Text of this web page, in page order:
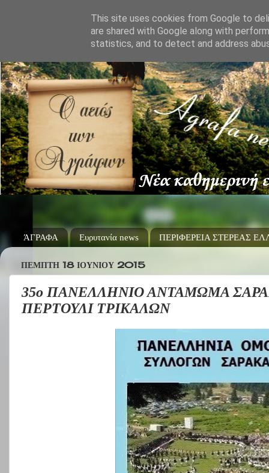
ΆΓΡΑΦΑ Ευρυτανία news ΠΕΡΙΦΕΡΕΙΑ ΣΤΕΡΕΑΣ
ΠΈΜΠΤΗ 18 ΙΟΥΝΊΟΥ 2015
35ο ΠΑΝΕΛΛΗΝΙΟ ΑΝΤΑΜΩΜΑ
ΠΕΡΤΟΥΛΙ ΤΡΙΚΑΛΩΝ
This site uses cookies from Google to
are shared with Google along with
statistics, and to detect and address